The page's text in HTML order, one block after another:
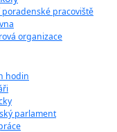
poradenské pracoviště
organizace
hodin
parlament